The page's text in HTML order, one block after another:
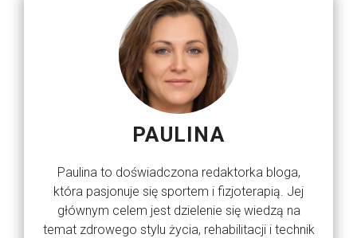
PAULINA
Paulina to doświadczona redaktorka bloga,
która pasjonuje się sportem i fizjoterapią. Jej
głównym celem jest dzielenie się wiedzą na
temat zdrowego stylu życia, rehabilitacji i technik